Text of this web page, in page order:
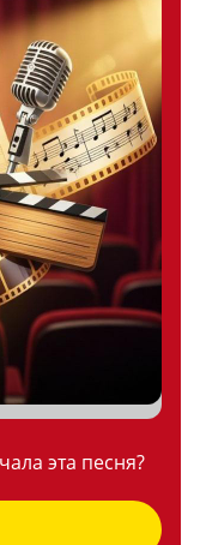
эта песня?